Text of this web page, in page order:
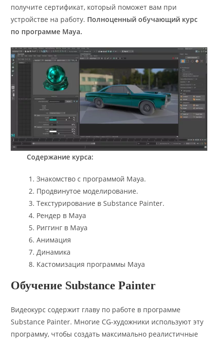
получите сертификат, который поможет вам при
устройстве на работу. Полноценный обучающий курс
по программе Maya.
Содержание курса:
Знакомство с программой Maya.
Продвинутое моделирование.
Текстурирование в Substance Painter.
Рендер в Maya
Риггинг в Maya
Анимация
Динамика
Кастомизация программы Maya
Обучение Substance Painter
Видеокурс содержит главу по работе в программе
Substance Painter. Многие CG-художники используют эту
программу, чтобы создать максимально реалистичные